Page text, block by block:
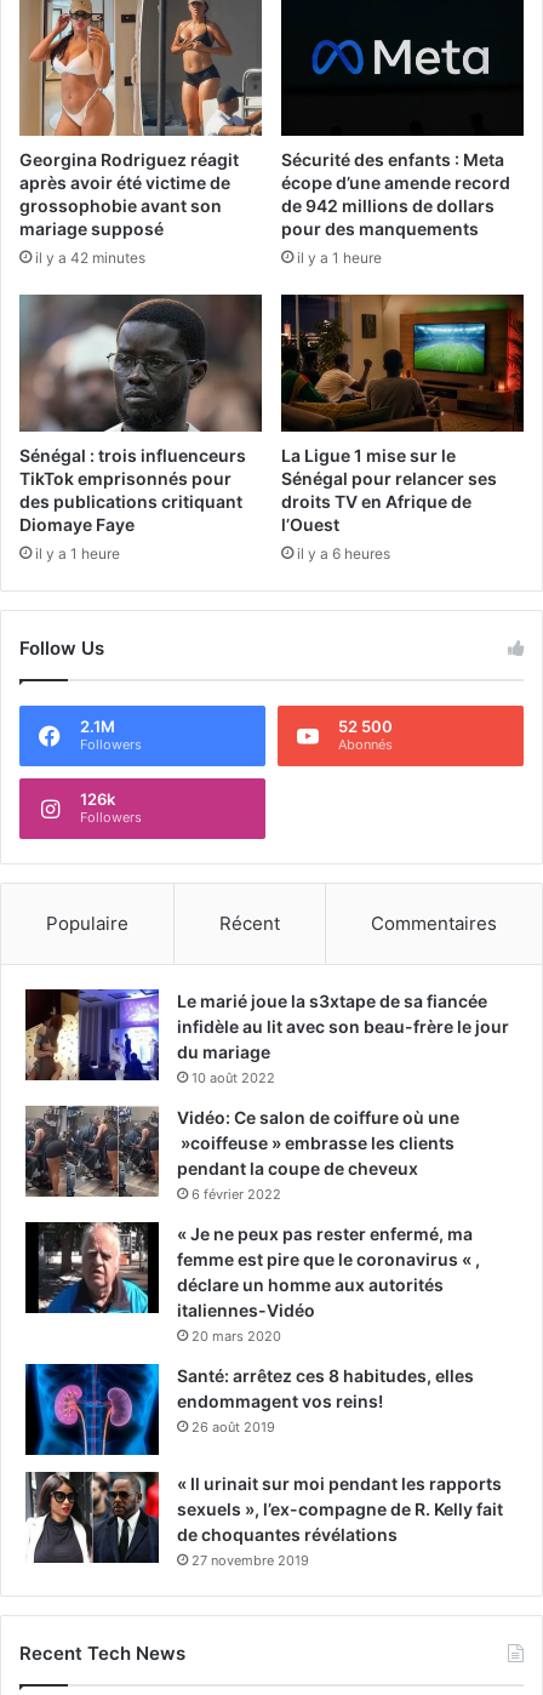
Georgina Rodriguez réagit
après avoir été victime de
grossophobie avant son
mariage supposé
il y a 42 minutes
Sécurité des enfants : Meta
écope d’une amende record
de 942 millions de dollars
pour des manquements
il y a 1 heure
Sénégal : trois influenceurs
TikTok emprisonnés pour
des publications critiquant
Diomaye Faye
il y a 1 heure
La Ligue 1 mise sur le
Sénégal pour relancer ses
droits TV en Afrique de
l’Ouest
il y a 6 heures
Follow Us
2.1M
Followers
52 500
Abonnés
126k
Followers
Populaire Récent Commentaires
Le marié joue la s3xtape de sa fiancée
infidèle au lit avec son beau-frère le jour
du mariage
10 août 2022
Vidéo: Ce salon de coiffure où une
»coiffeuse » embrasse les clients
pendant la coupe de cheveux
6 février 2022
« Je ne peux pas rester enfermé, ma
femme est pire que le coronavirus « ,
déclare un homme aux autorités
italiennes-Vidéo
20 mars 2020
Santé: arrêtez ces 8 habitudes, elles
endommagent vos reins!
26 août 2019
« Il urinait sur moi pendant les rapports
sexuels », l’ex-compagne de R. Kelly fait
de choquantes révélations
27 novembre 2019
Recent Tech News